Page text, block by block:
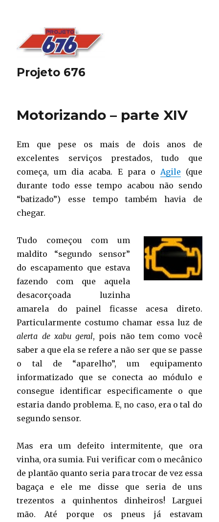
Projeto 676
Motorizando – parte XIV
Em que pese os mais de dois anos de
excelentes serviços prestados, tudo que
começa, um dia acaba. E para o Agile (que
durante todo esse tempo acabou não sendo
“batizado”) esse tempo também havia de
chegar.
Tudo começou com um
maldito “segundo sensor”
do escapamento que estava
fazendo com que aquela
desacorçoada luzinha
amarela do painel ficasse acesa direto.
Particularmente costumo chamar essa luz de
alerta de xabu geral, pois não tem como você
saber a que ela se refere a não ser que se passe
o tal de “aparelho”, um equipamento
informatizado que se conecta ao módulo e
consegue identificar especificamente o que
estaria dando problema. E, no caso, era o tal do
segundo sensor.
Mas era um defeito intermitente, que ora
vinha, ora sumia. Fui verificar com o mecânico
de plantão quanto seria para trocar de vez essa
bagaça e ele me disse que seria de uns
trezentos a quinhentos dinheiros! Larguei
mão. Até porque os pneus já estavam